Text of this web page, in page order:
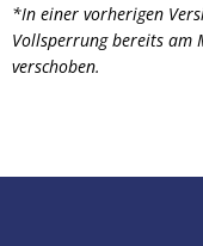
*In einer vorherigen
Vollsperrung bereits am
verschoben.